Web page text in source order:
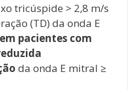
tricúspide > 2,8 m/s
(TD) da onda E
em pacientes com
da onda E mitral ≥